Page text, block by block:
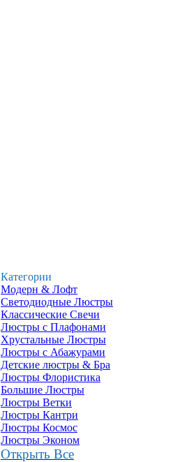
Категории
Модерн & Лофт
Светодиодные Люстры
Классические Свечи
Люстры с Плафонами
Хрустальные Люстры
Люстры с Абажурами
Детские люстры & Бра
Люстры Флористика
Большие Люстры
Люстры Ветки
Люстры Кантри
Люстры Космос
Люстры Эконом
Открыть Все